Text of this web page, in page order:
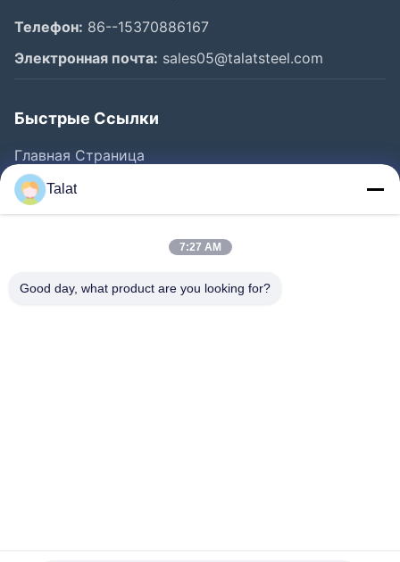
Телефон: 86--15370886167
Электронная почта: sales05@talatsteel.com
Быстрые Ссылки
Главная Страница
Продукция
О Компании
Контроль Качества
Talat
7:27 AM
Good day, what product are you looking for?